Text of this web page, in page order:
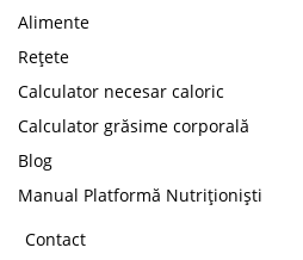
Alimente
Rețete
Calculator necesar caloric
Calculator grăsime corporală
Blog
Manual Platformă Nutriționiști
Contact